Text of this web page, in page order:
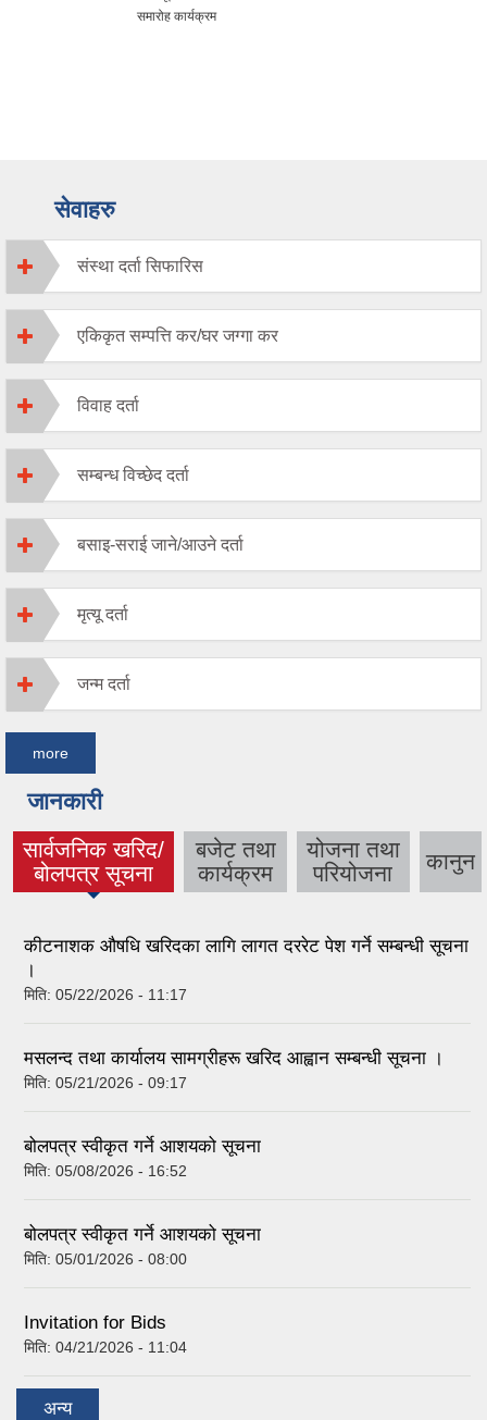
समारोह कार्यक्रम
सेवाहरु
संस्था दर्ता सिफारिस
एकिकृत सम्पत्ति कर/घर जग्गा कर
विवाह दर्ता
सम्बन्ध विच्छेद दर्ता
बसाइ-सराई जाने/आउने दर्ता
मृत्यू दर्ता
जन्म दर्ता
more
जानकारी
सार्वजनिक खरिद/
बोलपत्र सूचना
(active tab)
बजेट तथा
कार्यक्रम
योजना तथा
परियोजना
कानुन
कीटनाशक औषधि खरिदका लागि लागत दररेट पेश गर्ने सम्बन्धी सूचना
।
मिति: 05/22/2026 - 11:17
मसलन्द तथा कार्यालय सामग्रीहरू खरिद आह्वान सम्बन्धी सूचना ।
मिति: 05/21/2026 - 09:17
बोलपत्र स्वीकृत गर्ने आशयको सूचना
मिति: 05/08/2026 - 16:52
बोलपत्र स्वीकृत गर्ने आशयको सूचना
मिति: 05/01/2026 - 08:00
Invitation for Bids
मिति: 04/21/2026 - 11:04
अन्य